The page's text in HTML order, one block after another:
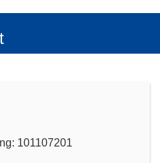
101107201